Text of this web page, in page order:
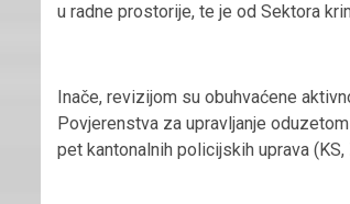
u radne prostorije, te je od Sektora
Inače, revizijom su obuhvaćene
Povjerenstva za upravljanje
pet kantonalnih policijskih uprava